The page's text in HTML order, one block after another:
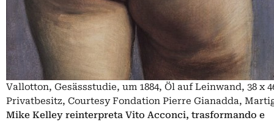
Vallotton, Gesässstudie, um 1884, Öl auf Leinwand, 38 x
Privatbesitz, Courtesy Fondation Pierre Gianadda,
Mike Kelley reinterpreta Vito Acconci, trasformando e